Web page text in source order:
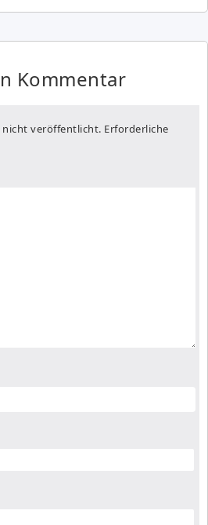
Kommentar
nicht veröffentlicht. Erforderliche